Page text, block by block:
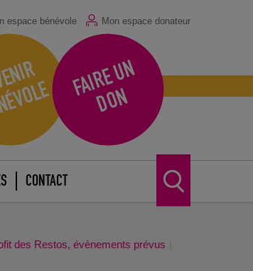
espace bénévole Mon espace donateur
F
A
I
R
E
U
N
D
O
N
CONTACT
des Restos, évènements prévus